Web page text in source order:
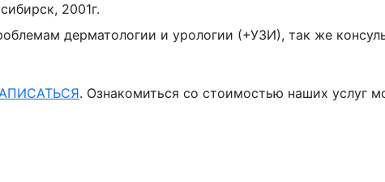
2001г.
дерматологии и урологии (+УЗИ), так же
. Ознакомиться со стоимостью наших услуг